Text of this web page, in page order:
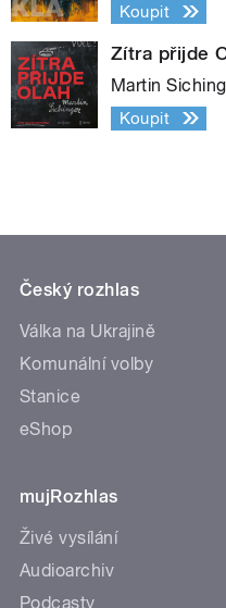
Koupit
Zítra přijde
Martin
Koupit
Český rozhlas
Válka na Ukrajině
Komunální volby
Stanice
eShop
mujRozhlas
Živé vysílání
Audioarchiv
Podcasty